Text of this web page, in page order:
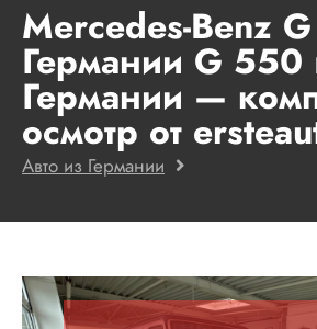
Mercedes-Benz
Германии G 550
Германии —
осмотр от
Авто из Германии